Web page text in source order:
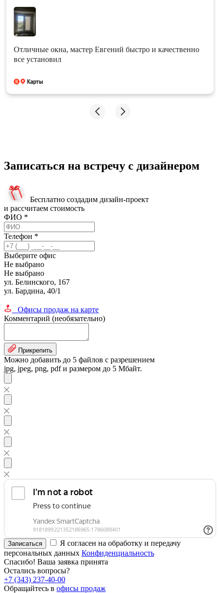
Отличные окна, мастер Евгений быстро и качественно
все установил
Записаться на встречу с дизайнером
Бесплатно создадим дизайн-проект
и рассчитаем стоимость
ФИО *
Телефон *
Выберите офис
Не выбрано
Не выбрано
ул. Белинского, 167
ул. Бардина, 40/1
Офисы продаж на карте
Комментарий (необязательно)
Прикрепить
Можно добавить до 5 файлов с разрешением
jpg, jpeg, png, pdf и размером до 5 Мбайт.
Записаться
Я согласен на обработку и передачу
персональных данных Конфиденциальность
Спасибо! Ваша заявка принята
Остались вопросы?
+7 (343) 237-40-00
Обращайтесь в офисы продаж